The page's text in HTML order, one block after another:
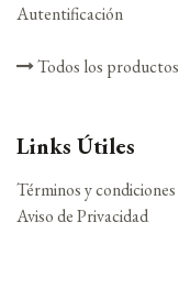
Autentificación
Todos los productos
Links Útiles
Términos y condiciones
Aviso de Privacidad